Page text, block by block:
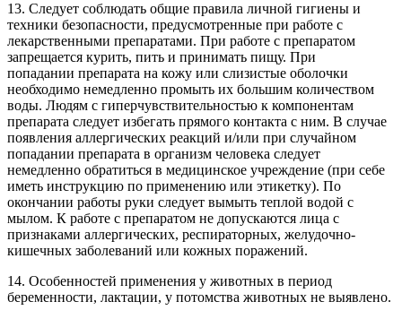
13. Следует соблюдать общие правила личной гигиены и
техники безопасности, предусмотренные при работе с
лекарственными препаратами. При работе с препаратом
запрещается курить, пить и принимать пищу. При
попадании препарата на кожу или слизистые оболочки
необходимо немедленно промыть их большим количеством
воды. Людям с гиперчувствительностью к компонентам
препарата следует избегать прямого контакта с ним. В случае
появления аллергических реакций и/или при случайном
попадании препарата в организм человека следует
немедленно обратиться в медицинское учреждение (при себе
иметь инструкцию по применению или этикетку). По
окончании работы руки следует вымыть теплой водой с
мылом. К работе с препаратом не допускаются лица с
признаками аллергических, респираторных, желудочно-
кишечных заболеваний или кожных поражений.
14. Особенностей применения у животных в период
беременности, лактации, у потомства животных не выявлено.